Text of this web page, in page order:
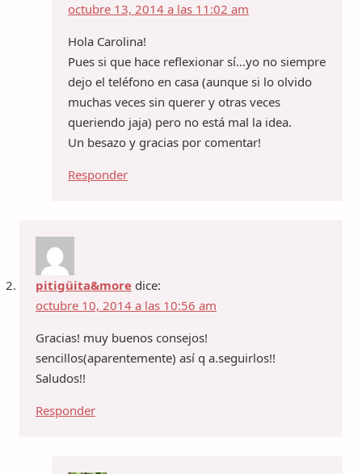
octubre 13, 2014 a las 11:02 am
Hola Carolina!
Pues si que hace reflexionar sí…yo no siempre
dejo el teléfono en casa (aunque si lo olvido
muchas veces sin querer y otras veces
queriendo jaja) pero no está mal la idea.
Un besazo y gracias por comentar!
Responder
pitigüita&more dice:
octubre 10, 2014 a las 10:56 am
Gracias! muy buenos consejos!
sencillos(aparentemente) así q a.seguirlos!!
Saludos!!
Responder